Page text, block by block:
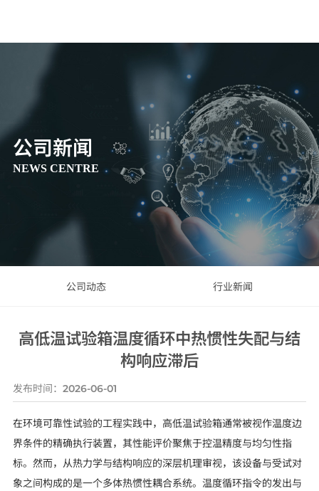
公司新闻
NEWS CENTRE
公司动态 行业新闻
高低温试验箱温度循环中热惯性失配与结
构响应滞后
发布时间： 2026-06-01
在环境可靠性试验的工程实践中，高低温试验箱通常被视作温度边
界条件的精确执行装置，其性能评价聚焦于控温精度与均匀性指
标。然而，从热力学与结构响应的深层机理审视，该设备与受试对
象之间构成的是一个多体热惯性耦合系统。温度循环指令的发出与